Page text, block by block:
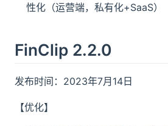
性化（运营端，私有化+SaaS）
FinClip 2.2.0
发布时间：2023年7月14日
【优化】